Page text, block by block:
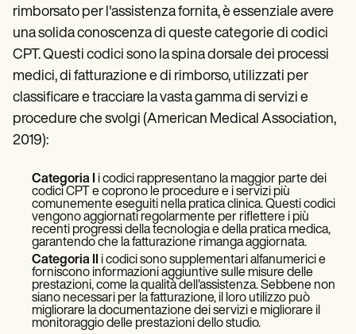
rimborsato per l'assistenza fornita, è essenziale avere
una solida conoscenza di queste categorie di codici
CPT. Questi codici sono la spina dorsale dei processi
medici, di fatturazione e di rimborso, utilizzati per
classificare e tracciare la vasta gamma di servizi e
procedure che svolgi (American Medical Association,
2019):
Categoria I i codici rappresentano la maggior parte dei
codici CPT e coprono le procedure e i servizi più
comunemente eseguiti nella pratica clinica. Questi codici
vengono aggiornati regolarmente per riflettere i più
recenti progressi della tecnologia e della pratica medica,
garantendo che la fatturazione rimanga aggiornata.
Categoria II i codici sono supplementari alfanumerici e
forniscono informazioni aggiuntive sulle misure delle
prestazioni, come la qualità dell'assistenza. Sebbene non
siano necessari per la fatturazione, il loro utilizzo può
migliorare la documentazione dei servizi e migliorare il
monitoraggio delle prestazioni dello studio.